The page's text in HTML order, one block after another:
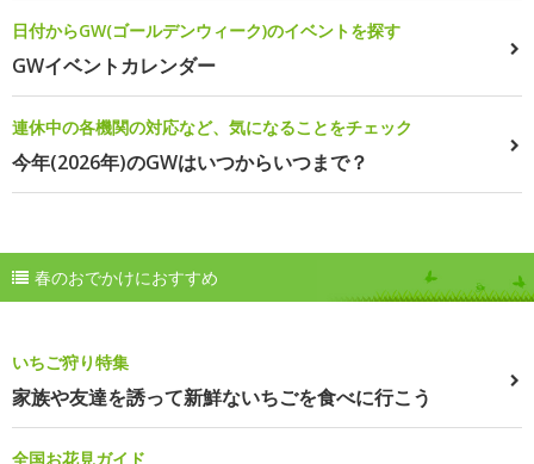
日付からGW(ゴールデンウィーク)のイベントを探す
GWイベントカレンダー
連休中の各機関の対応など、気になることをチェック
今年(2026年)のGWはいつからいつまで？
春のおでかけにおすすめ
いちご狩り特集
家族や友達を誘って新鮮ないちごを食べに行こう
全国お花見ガイド